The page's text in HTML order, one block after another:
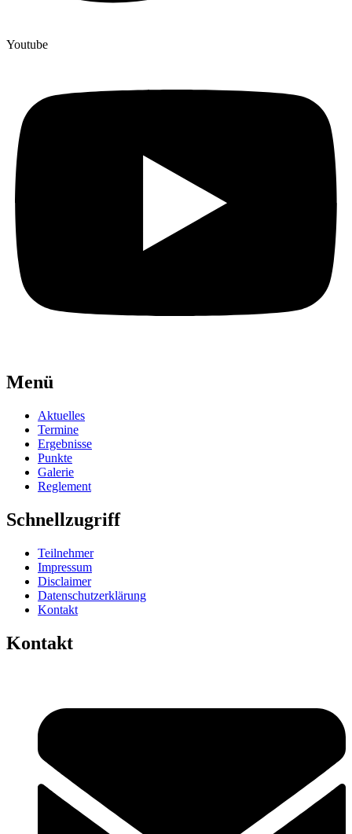
Youtube
Menü
Aktuelles
Termine
Ergebnisse
Punkte
Galerie
Reglement
Schnellzugriff
Teilnehmer
Impressum
Disclaimer
Datenschutzerklärung
Kontakt
Kontakt